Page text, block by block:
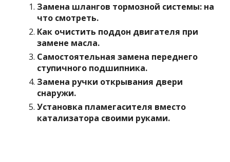
Замена шлангов тормозной системы: на
что смотреть.
Как очистить поддон двигателя при
замене масла.
Самостоятельная замена переднего
ступичного подшипника.
Замена ручки открывания двери
снаружи.
Установка пламегасителя вместо
катализатора своими руками.